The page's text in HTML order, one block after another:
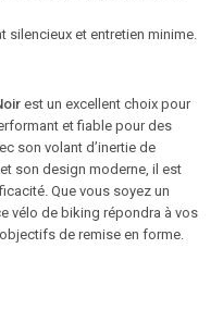
silencieux et entretien minime.
est un excellent choix pour
et fiable pour des
son volant d’inertie de
son design moderne, il est
Que vous soyez un
vélo de biking répondra à vos
de remise en forme.